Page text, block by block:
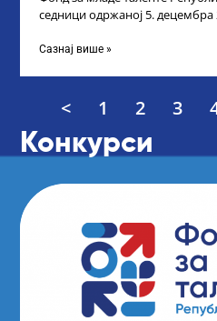
седници одржаној 5. децембра
Сазнај више »
< 1 2 3
Конкурси